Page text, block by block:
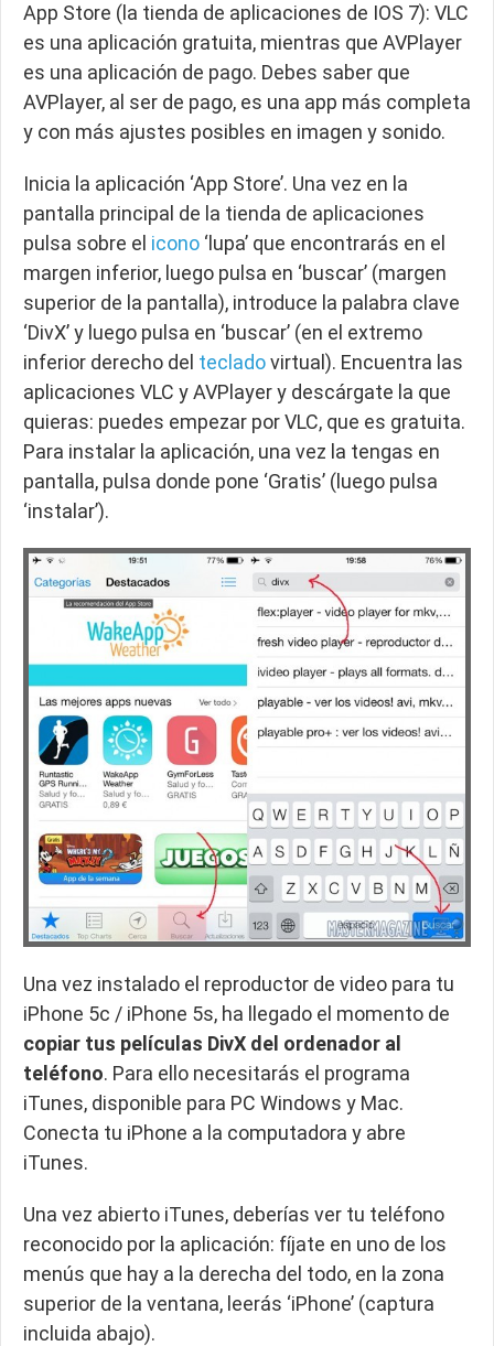
App Store (la tienda de aplicaciones de IOS 7): VLC
es una aplicación gratuita, mientras que AVPlayer
es una aplicación de pago. Debes saber que
AVPlayer, al ser de pago, es una app más completa
y con más ajustes posibles en imagen y sonido.
Inicia la aplicación ‘App Store’. Una vez en la
pantalla principal de la tienda de aplicaciones
pulsa sobre el icono ‘lupa’ que encontrarás en el
margen inferior, luego pulsa en ‘buscar’ (margen
superior de la pantalla), introduce la palabra clave
‘DivX’ y luego pulsa en ‘buscar’ (en el extremo
inferior derecho del tecladovirtual). Encuentra las
aplicaciones VLC y AVPlayer y descárgate la que
quieras: puedes empezar por VLC, que es gratuita.
Para instalar la aplicación, una vez la tengas en
pantalla, pulsa donde pone ‘Gratis’ (luego pulsa
‘instalar’).
Una vez instalado el reproductor de video para tu
iPhone 5c / iPhone 5s, ha llegado el momento de
copiar tus películas DivX del ordenador al
teléfono. Para ello necesitarás el programa
iTunes, disponible para PC Windows y Mac.
Conecta tu iPhone a la computadora y abre
iTunes.
Una vez abierto iTunes, deberías ver tu teléfono
reconocido por la aplicación: fíjate en uno de los
menús que hay a la derecha del todo, en la zona
superior de la ventana, leerás ‘iPhone’ (captura
incluida abajo).